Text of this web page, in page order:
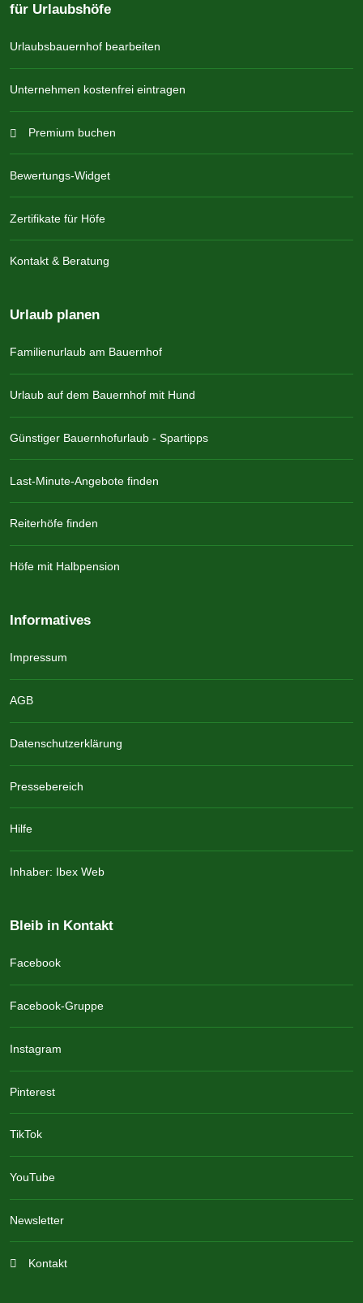
für Urlaubshöfe
Urlaubsbauernhof bearbeiten
Unternehmen kostenfrei eintragen
Premium buchen
Bewertungs-Widget
Zertifikate für Höfe
Kontakt & Beratung
Urlaub planen
Familienurlaub am Bauernhof
Urlaub auf dem Bauernhof mit Hund
Günstiger Bauernhofurlaub - Spartipps
Last-Minute-Angebote finden
Reiterhöfe finden
Höfe mit Halbpension
Informatives
Impressum
AGB
Datenschutzerklärung
Pressebereich
Hilfe
Inhaber: Ibex Web
Bleib in Kontakt
Facebook
Facebook-Gruppe
Instagram
Pinterest
TikTok
YouTube
Newsletter
Kontakt